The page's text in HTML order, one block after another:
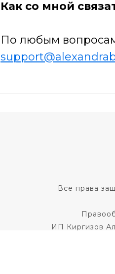
Как со мной
По любым
Все права
ИП Киргизов